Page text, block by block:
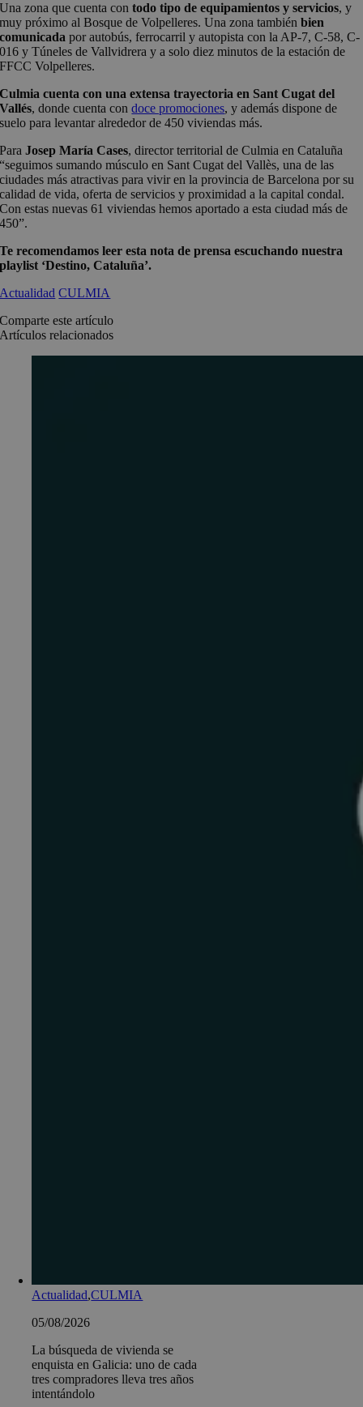
Una zona que cuenta con todo tipo de equipamientos y servicios, y
muy próximo al Bosque de Volpelleres. Una zona tambiénbien
comunicada por autobús, ferrocarril y autopista con la AP-7, C-58, C-
016 y Túneles de Vallvidrera y a solo diez minutos de la estación de
FFCC Volpelleres.
Culmia cuenta con una extensa trayectoria en Sant Cugat del
Vallés, donde cuenta condoce promociones, y además dispone de
suelo para levantar alrededor de 450 viviendas más.
ParaJosep María Cases, director territorial de Culmia en Cataluña
“seguimos sumando músculo en Sant Cugat del Vallès, una de las
ciudades más atractivas para vivir en la provincia de Barcelona por su
calidad de vida, oferta de servicios y proximidad a la capital condal.
Con estas nuevas 61 viviendas hemos aportado a esta ciudad más de
450”.
Te recomendamos leer esta nota de prensa escuchando nuestra
playlist ‘Destino, Cataluña’.
Actualidad CULMIA
Comparte este artículo
Artículos relacionados
Actualidad,CULMIA
05/08/2026
La búsqueda de vivienda se
enquista en Galicia: uno de cada
tres compradores lleva tres años
intentándolo